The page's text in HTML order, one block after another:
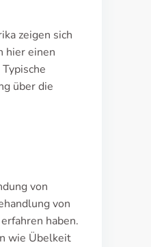
zeigen sich
hier einen
über die
von
von
haben.
wie Übelkeit